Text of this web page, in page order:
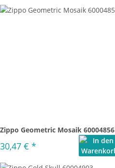
Zippo Geometric Mosaik 60004856
30,47 € *